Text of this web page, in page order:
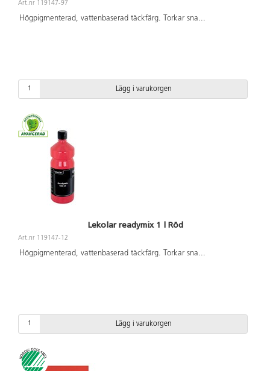
Art.nr 119147-97
Högpigmenterad, vattenbaserad täckfärg. Torkar sna...
Lägg i varukorgen
Lekolar readymix 1 l Röd
Art.nr 119147-12
Högpigmenterad, vattenbaserad täckfärg. Torkar sna...
Lägg i varukorgen